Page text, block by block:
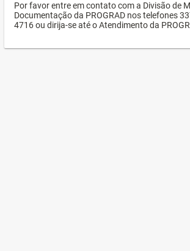
Por favor entre em contato com a Divisão de
Documentação da PROGRAD nos telefones
4716 ou dirija-se até o Atendimento da